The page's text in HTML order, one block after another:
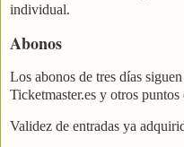
individual.
Abonos
Los abonos de tres días
Ticketmaster.es y otros
Validez de entradas ya